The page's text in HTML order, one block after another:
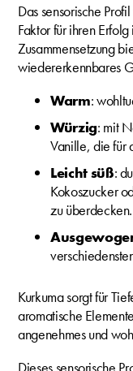
Das sensorische
Faktor für ihren
Zusammensetzung
wiedererkennbares
Warm:
Würzig: mit
Vanille, die für
Leicht süß:
Kokoszucker
zu überdecken.
Kurkuma sorgt für
aromatische
angenehmes und